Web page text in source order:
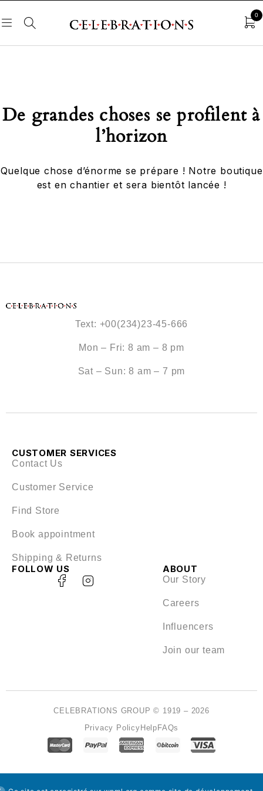
0
De grandes choses se profilent à
l’horizon
Quelque chose d’énorme se prépare ! Notre boutique
est en chantier et sera bientôt lancée !
Text: +00(234)23-45-666
Mon – Fri: 8 am – 8 pm
Sat – Sun: 8 am – 7 pm
ABOUT
Our Story
Careers
Influencers
Join our team
CUSTOMER SERVICES
Contact Us
Customer Service
Find Store
Book appointment
Shipping & Returns
FOLLOW US
Privacy PolicyHelpFAQs
CELEBRATIONS GROUP © 1919 – 2026